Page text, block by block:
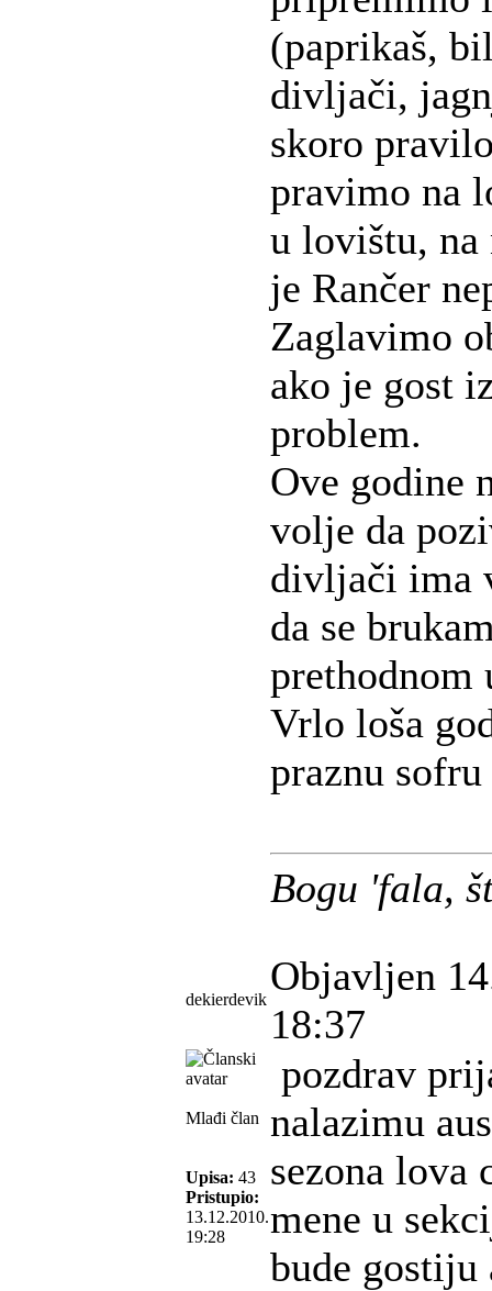
(paprikaš,
divljači,
skoro
pravimo na
u lovištu, na
je Rančer
Zaglavimo
ako je gost
problem.
Ove godine
volje da
divljači ima
da se
prethodnom
Vrlo loša
praznu
Bogu 'fala,
dekierdevik
Objavljen
18:37
Mlađi član
Upisa: 43
Pristupio:
13.12.2010.
19:28
pozdrav
nalazimu
sezona lova
mene u
bude gostiju